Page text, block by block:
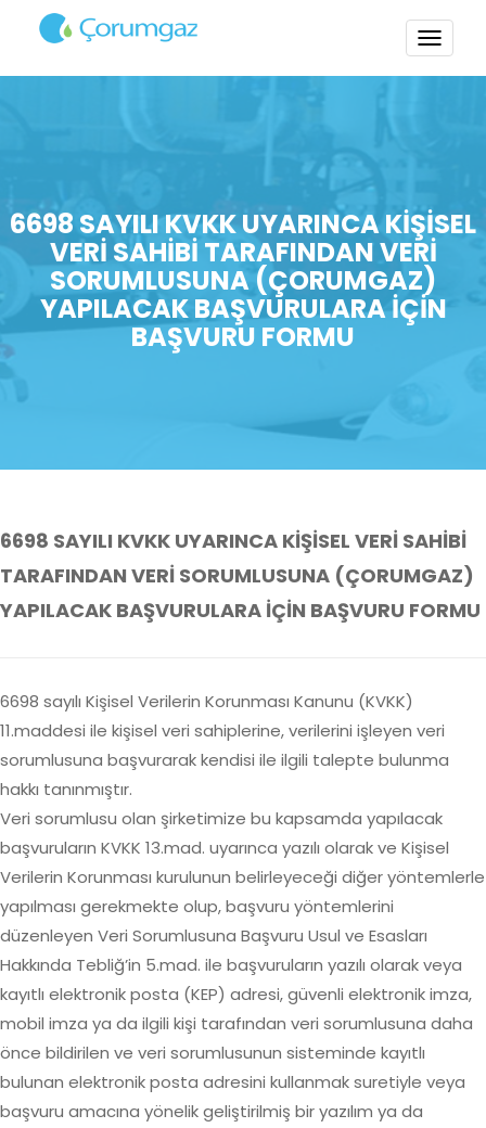
6698 SAYILI KVKK UYARINCA KİŞİSEL
VERİ SAHİBİ TARAFINDAN VERİ
SORUMLUSUNA (ÇORUMGAZ)
YAPILACAK BAŞVURULARA İÇİN
BAŞVURU FORMU
6698 SAYILI KVKK UYARINCA KİŞİSEL VERİ SAHİBİ
TARAFINDAN VERİ SORUMLUSUNA (ÇORUMGAZ)
YAPILACAK BAŞVURULARA İÇİN BAŞVURU FORMU
6698 sayılı Kişisel Verilerin Korunması Kanunu (KVKK)
11.maddesi ile kişisel veri sahiplerine, verilerini işleyen veri
sorumlusuna başvurarak kendisi ile ilgili talepte bulunma
hakkı tanınmıştır.
Veri sorumlusu olan şirketimize bu kapsamda yapılacak
başvuruların KVKK 13.mad. uyarınca yazılı olarak ve Kişisel
Verilerin Korunması kurulunun belirleyeceği diğer yöntemlerle
yapılması gerekmekte olup, başvuru yöntemlerini
düzenleyen Veri Sorumlusuna Başvuru Usul ve Esasları
Hakkında Tebliğ’in 5.mad. ile başvuruların yazılı olarak veya
kayıtlı elektronik posta (KEP) adresi, güvenli elektronik imza,
mobil imza ya da ilgili kişi tarafından veri sorumlusuna daha
önce bildirilen ve veri sorumlusunun sisteminde kayıtlı
bulunan elektronik posta adresini kullanmak suretiyle veya
başvuru amacına yönelik geliştirilmiş bir yazılım ya da